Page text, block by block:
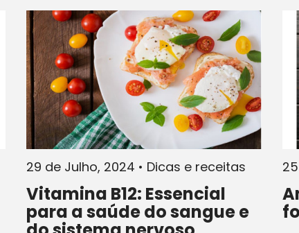
29 de Julho, 2024 • Dicas e receitas
Vitamina B12: Essencial
para a saúde do sangue e